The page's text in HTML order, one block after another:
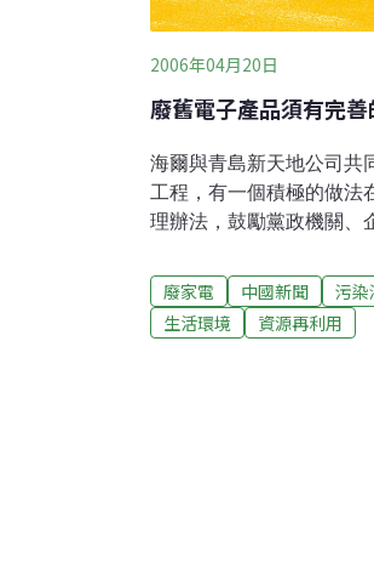
2006年04月20日
廢舊電子產品須有完
海爾與青島新天地公司共
工程，有一個積極的做法
理辦法，鼓勵黨政機關、
廢家電 中國新聞 污染
生活環境
資源再利用